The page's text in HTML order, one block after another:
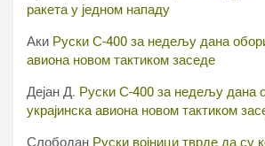
ракета у једном нападу
Аки Руски С-400 за недељу дана
авиона новом тактиком заседе
Дејан Д. Руски С-400 за недељу дана
украјинска авиона новом тактиком
Слободан Руски војници тврде да су